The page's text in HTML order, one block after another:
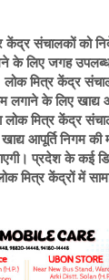
केंद्र संचालकों को
के लिए जगह
मित्र केंद्र
लगाने के लिए खाद्य
लोक मित्र केंद्र
आपूर्ति निगम की
प्रदेश के कई
मित्र केंद्रों में